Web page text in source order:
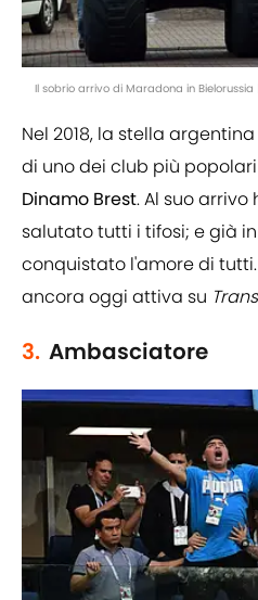
Il sobrio arrivo di Maradona in Bielorussia
Nel 2018, la stella
di uno dei club più
Dinamo Brest. Al suo
salutato tutti i tifosi; e già
conquistato l'amore di
ancora oggi attiva su
3. Ambasciatore